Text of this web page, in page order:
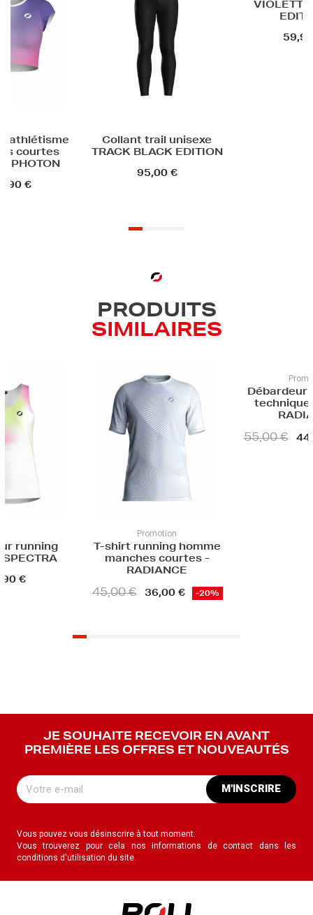
unisexe
EDITION
VIOLETTE BLACK
EDITION
59,90 €
technique
49,90 €
PRODUITS
SIMILAIRES
homme
courtes -
Promotion
Débardeur athlétisme
technique homme -
RADIANCE
55,00 € 44,00 € 49,90 €
JE SOUHAITE RECEVOIR EN AVANT
PREMIÈRE LES OFFRES ET NOUVEAUTÉS
M'INSCRIRE
Vous pouvez vous désinscrire à tout moment.
Vous trouverez pour cela nos informations de contact dans les
conditions d'utilisation du site.